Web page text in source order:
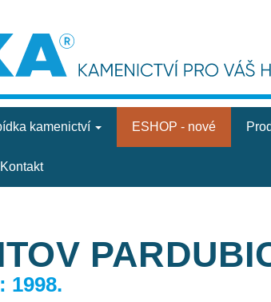
kamenictví ESHOP - nové
Kontakt
1998.